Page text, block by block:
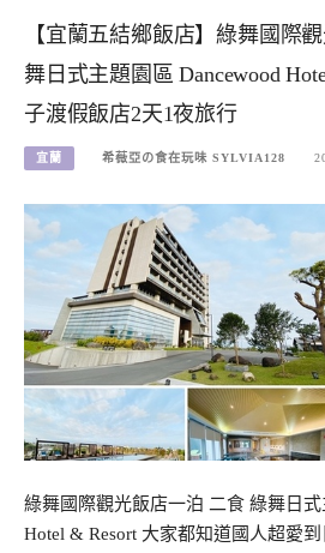
【宜蘭五結鄉飯店】綠舞國際
舞日式主題園區 Dancewood
子渡假飯店2天1夜旅行
宜蘭 希薇亞の食在玩味 SYLVIA128
綠舞國際觀光飯店一泊 二食 綠舞日式
Hotel & Resort 大家都知道國人超愛